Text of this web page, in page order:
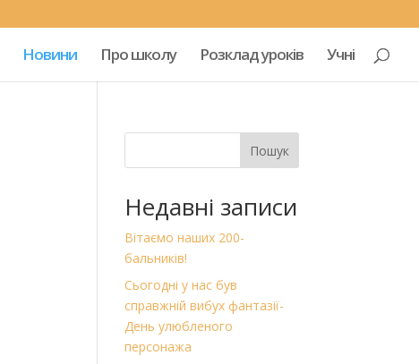
Новини Про школу Розклад уроків Учні
Пошук
Недавні записи
Вітаємо наших 200-
бальників!
Сьогодні у нас був
справжній вибух фантазії-
День улюбленого
персонажа